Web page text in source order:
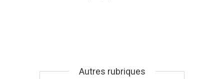
Autres rubriques